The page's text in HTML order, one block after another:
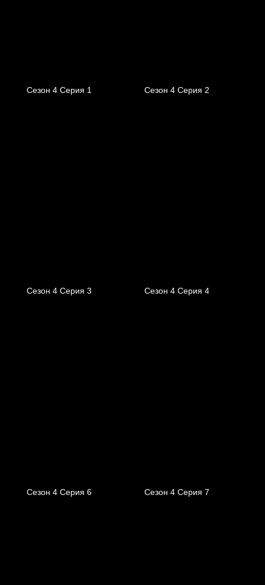
Сезон 4 Серия 1 Сезон 4 Серия 2
Сезон 4 Серия 3 Сезон 4 Серия 4
Сезон 4 Серия 6 Сезон 4 Серия 7